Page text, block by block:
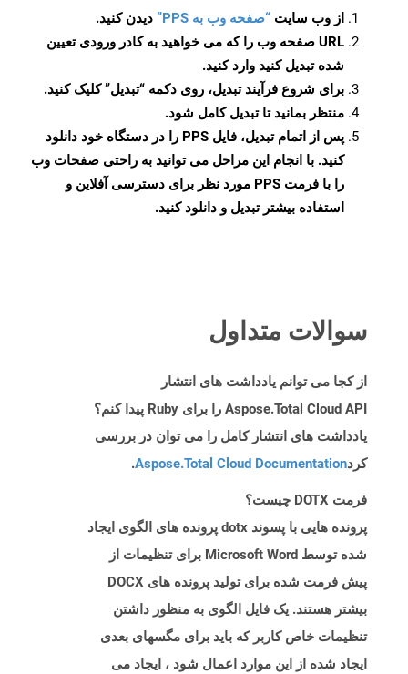
از وب سایت “صفحه وب به PPS”
دیدن کنید.
URL صفحه وب را که می خواهید به کادر ورودی تعیین
شده تبدیل کنید وارد کنید.
برای شروع فرآیند تبدیل، روی دکمه “تبدیل” کلیک کنید.
منتظر بمانید تا تبدیل کامل شود.
پس از اتمام تبدیل، فایل PPS را در دستگاه خود دانلود
کنید. با انجام این مراحل می توانید به راحتی صفحات وب
را با فرمت PPS مورد نظر برای دسترسی آفلاین و
استفاده بیشتر تبدیل و دانلود کنید.
سوالات متداول
از کجا می توانم یادداشت های انتشار
Aspose.Total Cloud API را برای Ruby پیدا کنم؟
یادداشت های انتشار کامل را می توان در بررسی
کردAspose.Total Cloud Documentation
.
فرمت DOTX چیست؟
پرونده هایی با پسوند dotx پرونده های الگوی ایجاد
شده توسط Microsoft Word برای تنظیمات از
پیش فرمت شده برای تولید پرونده های DOCX
بیشتر هستند. یک فایل الگوی به منظور داشتن
تنظیمات خاص کاربر که باید برای مگسهای بعدی
ایجاد شده از این موارد اعمال شود ، ایجاد می